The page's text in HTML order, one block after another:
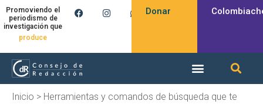
Promoviendo el
periodismo de
investigación que
produce
Donar
Inicio > Herramientas y comandos de búsqueda que te